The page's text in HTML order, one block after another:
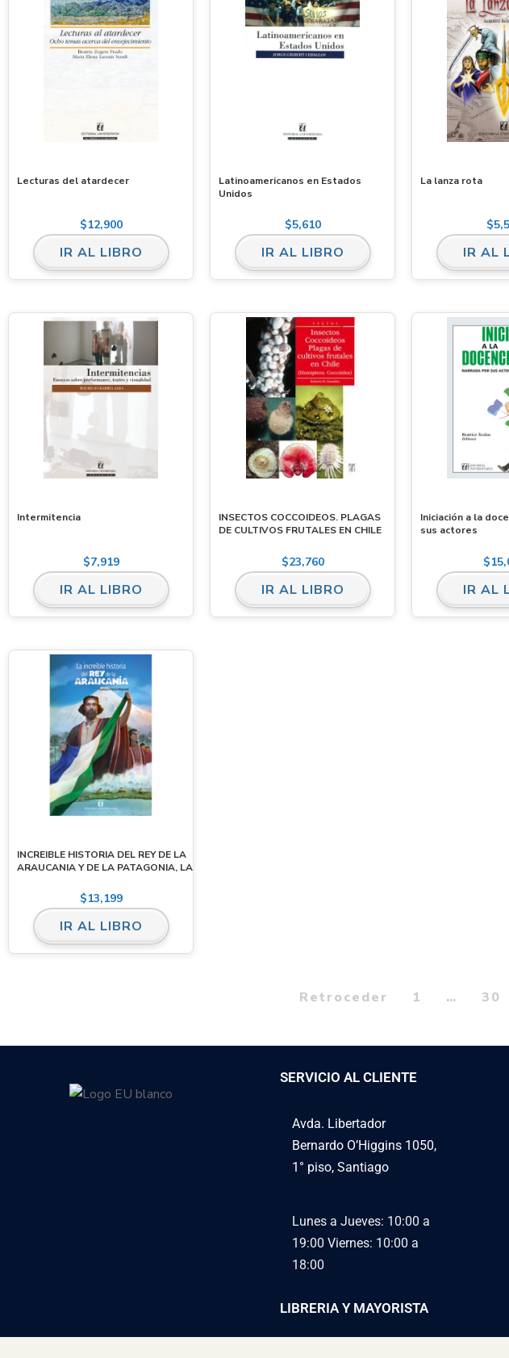
Lecturas del atardecer
$12,900
IR AL LIBRO
Latinoamericanos en Estados
Unidos
$5,610
IR AL LIBRO
La lanza rota
$
IR AL
Intermitencia
$7,919
IR AL LIBRO
INSECTOS COCCOIDEOS. PLAGAS
DE CULTIVOS FRUTALES EN CHILE
$23,760
IR AL LIBRO
Iniciación a la
sus actores
$
IR AL
INCREIBLE HISTORIA DEL REY DE LA
ARAUCANIA Y DE LA PATAGONIA, LA
$13,199
IR AL LIBRO
Retroceder 1 … 30
SERVICIO AL CLIENTE
Avda. Libertador
Bernardo O’Higgins 1050,
1° piso, Santiago
Lunes a Jueves: 10:00 a
19:00 Viernes: 10:00 a
18:00
LIBRERIA Y MAYORISTA